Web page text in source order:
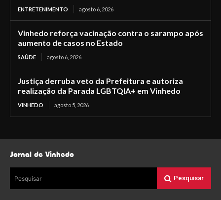
ENTRETENIMENTO agosto 6, 2026
Vinhedo reforça vacinação contra o sarampo após
aumento de casos no Estado
SAÚDE agosto 6, 2026
Justiça derruba veto da Prefeitura e autoriza
realização da Parada LGBTQIA+ em Vinhedo
VINHEDO agosto 5, 2026
Jornal de Vinhedo
Pesquisar Pesquisar